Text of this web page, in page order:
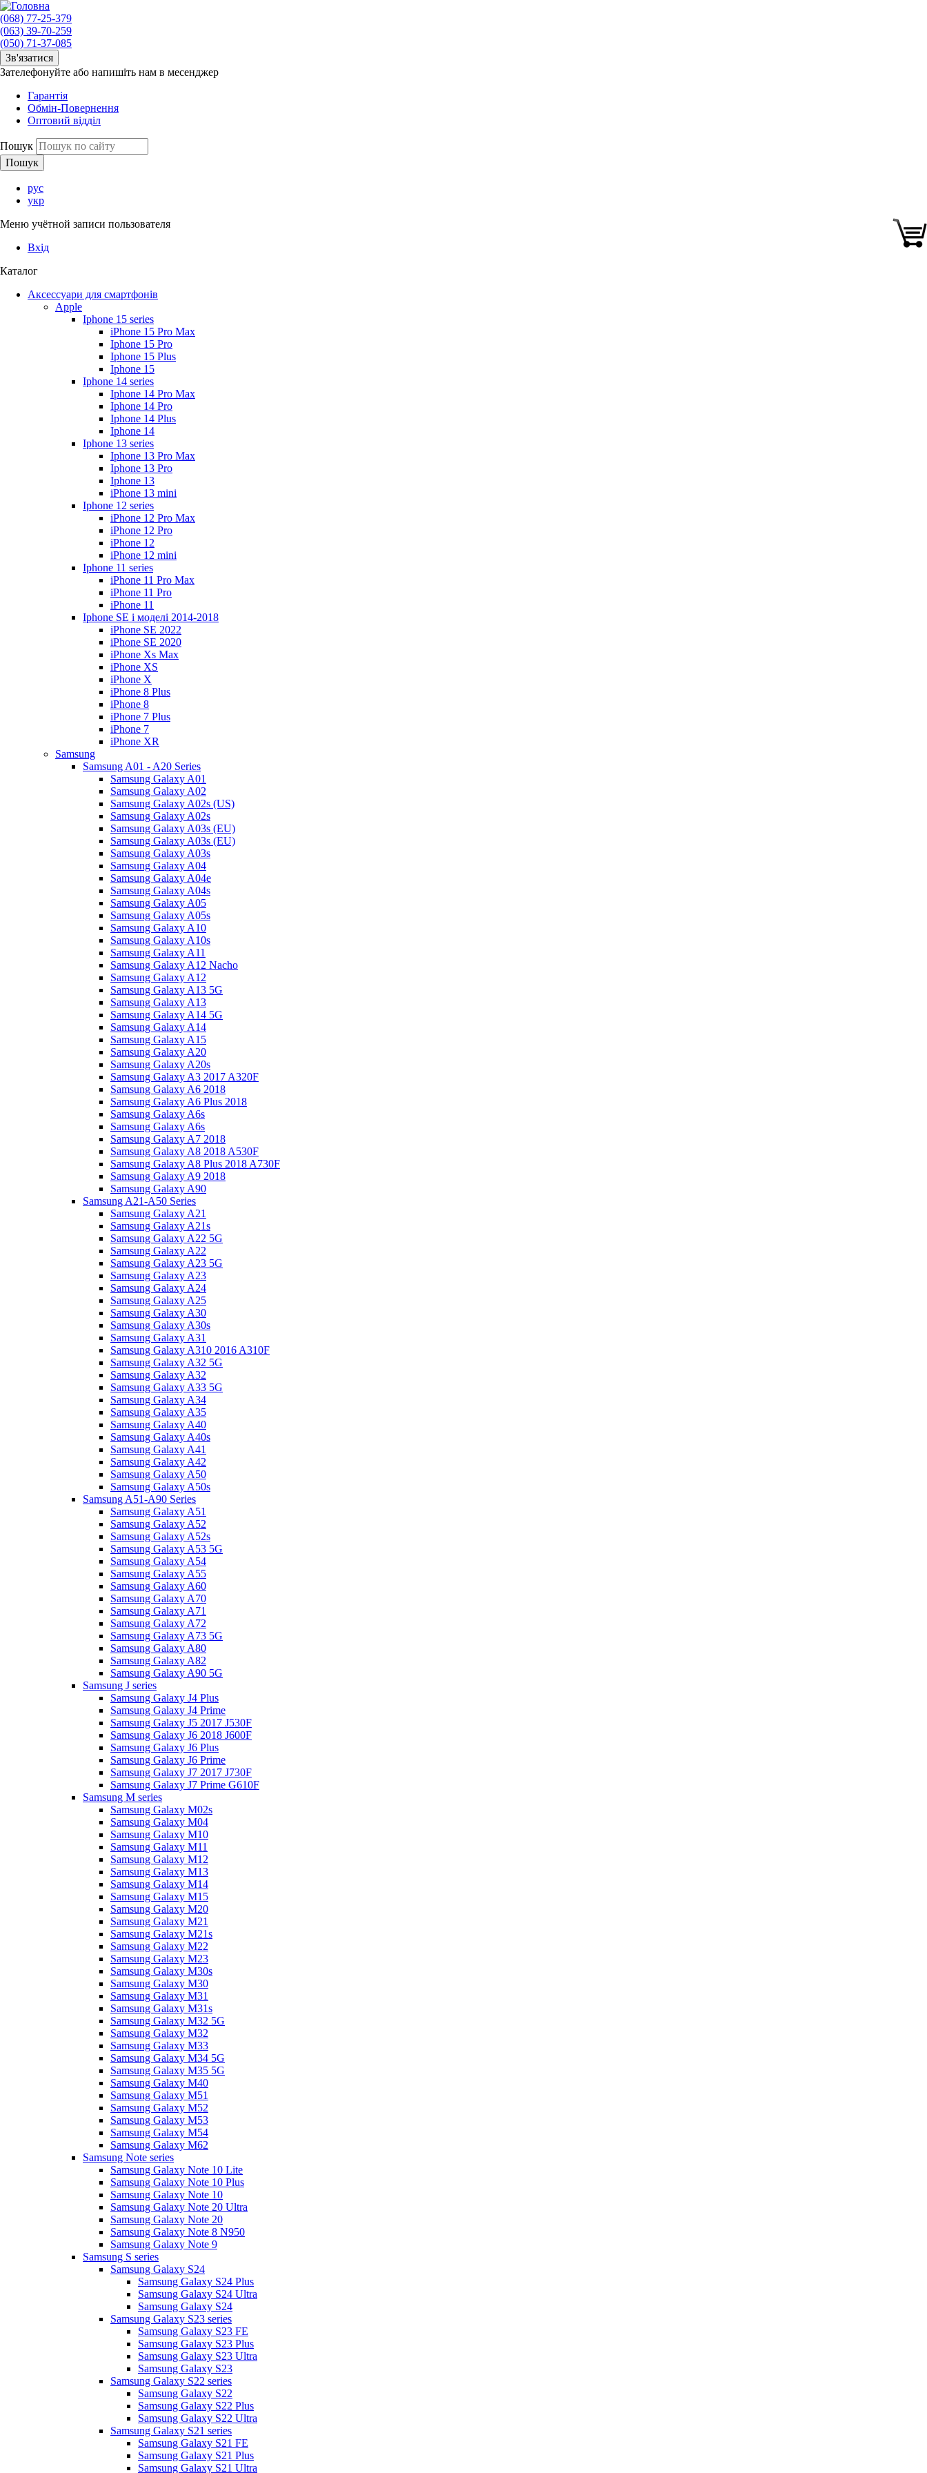
(068) 77-25-379
(063) 39-70-259
(050) 71-37-085
Зв'язатися
Зателефонуйте або напишіть нам в месенджер
Гарантія
Обмін-Повернення
Оптовий відділ
Пошук
рус
укр
Меню учётной записи пользователя
Вхід
Каталог
Аксессуари для смартфонів
Apple
Iphone 15 series
iPhone 15 Pro Max
Iphone 15 Pro
Iphone 15 Plus
Iphone 15
Iphone 14 series
Iphone 14 Pro Max
Iphone 14 Pro
Iphone 14 Plus
Iphone 14
Iphone 13 series
Iphone 13 Pro Max
Iphone 13 Pro
Iphone 13
iPhone 13 mini
Iphone 12 series
iPhone 12 Pro Max
iPhone 12 Pro
iPhone 12
iPhone 12 mini
Iphone 11 series
iPhone 11 Pro Max
iPhone 11 Pro
iPhone 11
Iphone SE і моделі 2014-2018
iPhone SE 2022
iPhone SE 2020
iPhone Xs Max
iPhone XS
iPhone X
iPhone 8 Plus
iPhone 8
iPhone 7 Plus
iPhone 7
iPhone XR
Samsung
Samsung A01 - A20 Series
Samsung Galaxy A01
Samsung Galaxy A02
Samsung Galaxy A02s (US)
Samsung Galaxy A02s
Samsung Galaxy A03s (EU)
Samsung Galaxy A03s (EU)
Samsung Galaxy A03s
Samsung Galaxy A04
Samsung Galaxy A04e
Samsung Galaxy A04s
Samsung Galaxy A05
Samsung Galaxy A05s
Samsung Galaxy A10
Samsung Galaxy A10s
Samsung Galaxy A11
Samsung Galaxy A12 Nacho
Samsung Galaxy A12
Samsung Galaxy A13 5G
Samsung Galaxy A13
Samsung Galaxy A14 5G
Samsung Galaxy A14
Samsung Galaxy A15
Samsung Galaxy A20
Samsung Galaxy A20s
Samsung Galaxy A3 2017 A320F
Samsung Galaxy A6 2018
Samsung Galaxy A6 Plus 2018
Samsung Galaxy A6s
Samsung Galaxy A6s
Samsung Galaxy A7 2018
Samsung Galaxy A8 2018 A530F
Samsung Galaxy A8 Plus 2018 A730F
Samsung Galaxy A9 2018
Samsung Galaxy A90
Samsung A21-A50 Series
Samsung Galaxy A21
Samsung Galaxy A21s
Samsung Galaxy A22 5G
Samsung Galaxy A22
Samsung Galaxy A23 5G
Samsung Galaxy A23
Samsung Galaxy A24
Samsung Galaxy A25
Samsung Galaxy A30
Samsung Galaxy A30s
Samsung Galaxy A31
Samsung Galaxy A310 2016 A310F
Samsung Galaxy A32 5G
Samsung Galaxy A32
Samsung Galaxy A33 5G
Samsung Galaxy A34
Samsung Galaxy A35
Samsung Galaxy A40
Samsung Galaxy A40s
Samsung Galaxy A41
Samsung Galaxy A42
Samsung Galaxy A50
Samsung Galaxy A50s
Samsung A51-A90 Series
Samsung Galaxy A51
Samsung Galaxy A52
Samsung Galaxy A52s
Samsung Galaxy A53 5G
Samsung Galaxy A54
Samsung Galaxy A55
Samsung Galaxy A60
Samsung Galaxy A70
Samsung Galaxy A71
Samsung Galaxy A72
Samsung Galaxy A73 5G
Samsung Galaxy A80
Samsung Galaxy A82
Samsung Galaxy A90 5G
Samsung J series
Samsung Galaxy J4 Plus
Samsung Galaxy J4 Prime
Samsung Galaxy J5 2017 J530F
Samsung Galaxy J6 2018 J600F
Samsung Galaxy J6 Plus
Samsung Galaxy J6 Prime
Samsung Galaxy J7 2017 J730F
Samsung Galaxy J7 Prime G610F
Samsung M series
Samsung Galaxy M02s
Samsung Galaxy M04
Samsung Galaxy M10
Samsung Galaxy M11
Samsung Galaxy M12
Samsung Galaxy M13
Samsung Galaxy M14
Samsung Galaxy M15
Samsung Galaxy M20
Samsung Galaxy M21
Samsung Galaxy M21s
Samsung Galaxy M22
Samsung Galaxy M23
Samsung Galaxy M30s
Samsung Galaxy M30
Samsung Galaxy M31
Samsung Galaxy M31s
Samsung Galaxy M32 5G
Samsung Galaxy M32
Samsung Galaxy M33
Samsung Galaxy M34 5G
Samsung Galaxy M35 5G
Samsung Galaxy M40
Samsung Galaxy M51
Samsung Galaxy M52
Samsung Galaxy M53
Samsung Galaxy M54
Samsung Galaxy M62
Samsung Note series
Samsung Galaxy Note 10 Lite
Samsung Galaxy Note 10 Plus
Samsung Galaxy Note 10
Samsung Galaxy Note 20 Ultra
Samsung Galaxy Note 20
Samsung Galaxy Note 8 N950
Samsung Galaxy Note 9
Samsung S series
Samsung Galaxy S24
Samsung Galaxy S24 Plus
Samsung Galaxy S24 Ultra
Samsung Galaxy S24
Samsung Galaxy S23 series
Samsung Galaxy S23 FE
Samsung Galaxy S23 Plus
Samsung Galaxy S23 Ultra
Samsung Galaxy S23
Samsung Galaxy S22 series
Samsung Galaxy S22
Samsung Galaxy S22 Plus
Samsung Galaxy S22 Ultra
Samsung Galaxy S21 series
Samsung Galaxy S21 FE
Samsung Galaxy S21 Plus
Samsung Galaxy S21 Ultra